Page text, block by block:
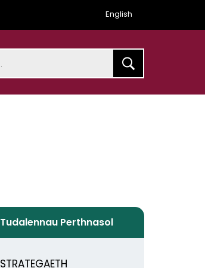
English
Tudalennau Perthnasol
STRATEGAETH